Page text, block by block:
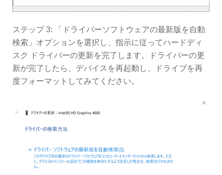
ステップ 3: 「ドライバーソフトウェアの最新版を自動
検索」オプションを選択し、指示に従ってハードディ
スク ドライバーの更新を完了します。ドライバーの更
新が完了したら、デバイスを再起動し、ドライブを再
度フォーマットしてみてください。